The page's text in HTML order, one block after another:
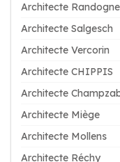
Architecte Randogne
Architecte Salgesch
Architecte Vercorin
Architecte CHIPPIS
Architecte
Architecte Miège
Architecte Mollens
Architecte Réchy